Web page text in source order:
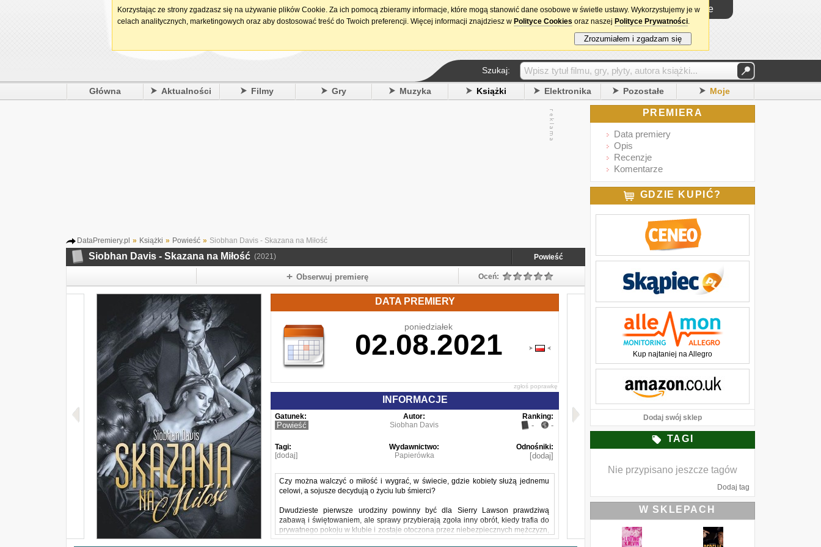
15. urodziny DataPremiery.pl Logowanie
Szukaj:
Główna Aktualności Filmy Gry Muzyka Książki Elektronika Pozostałe Moje
DataPremiery.pl » Książki » Powieść » Siobhan Davis - Skazana na Miłość
Siobhan Davis - Skazana na Miłość (2021) Powieść
Obserwuj premierę Oceń:
DATA PREMIERY
poniedziałek
02.08.2021
zgłoś poprawkę
INFORMACJE
Gatunek:
Powieść
Autor:
Siobhan Davis
Ranking:
- -
Tagi:
[dodaj]
Wydawnictwo:
Papierówka
Odnośniki:
[dodaj]
Czy można walczyć o miłość i wygrać, w świecie, gdzie kobiety służą jednemu
celowi, a sojusze decydują o życiu lub śmierci?
Dwudzieste pierwsze urodziny powinny być dla Sierry Lawson prawdziwą
zabawą i świętowaniem, ale sprawy przybierają zgoła inny obrót, kiedy trafia do
prywatnego pokoju w klubie i zostaje otoczona przez niebezpiecznych mężczyzn,
którzy zawsze dostają to, czego chcą. A chcą jej.
PREMIERA
Data premiery
Opis
Recenzje
Komentarze
GDZIE KUPIĆ?
Kup najtaniej na Allegro
Dodaj swój sklep
TAGI
Nie przypisano jeszcze tagów
Dodaj tag
W SKLEPACH
Korzystając ze strony zgadzasz się na używanie plików Cookie. Za ich pomocą zbieramy informacje, które mogą stanowić dane osobowe w świetle ustawy. Wykorzystujemy je w
celach analitycznych, marketingowych oraz aby dostosować treść do Twoich preferencji. Więcej informacji znajdziesz w Polityce Cookies oraz naszej Polityce Prywatności.
Zrozumiałem i zgadzam się